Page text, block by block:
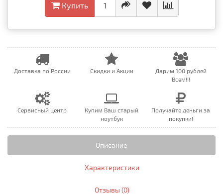
Купить
Доставка по России Скидки и Акции
Дарим 100 рублей
Всем!!!
Сервисный центр
Купим Ваш старый
ноутбук
Получайте деньги за
покупки!
Описание
Характеристики
Отзывы (0)